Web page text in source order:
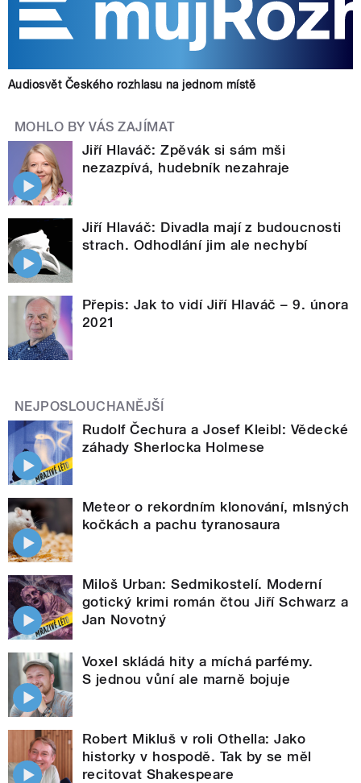
Audiosvět Českého rozhlasu na jednom místě
MOHLO BY VÁS ZAJÍMAT
Jiří Hlaváč: Zpěvák si sám mši
nezazpívá, hudebník nezahraje
Jiří Hlaváč: Divadla mají z budoucnosti
strach. Odhodlání jim ale nechybí
Přepis: Jak to vidí Jiří Hlaváč – 9. února
2021
NEJPOSLOUCHANĚJŠÍ
Rudolf Čechura a Josef Kleibl: Vědecké
záhady Sherlocka Holmese
Meteor o rekordním klonování, mlsných
kočkách a pachu tyranosaura
Miloš Urban: Sedmikostelí. Moderní
gotický krimi román čtou Jiří Schwarz a
Jan Novotný
Voxel skládá hity a míchá parfémy.
S jednou vůní ale marně bojuje
Robert Mikluš v roli Othella: Jako
historky v hospodě. Tak by se měl
recitovat Shakespeare